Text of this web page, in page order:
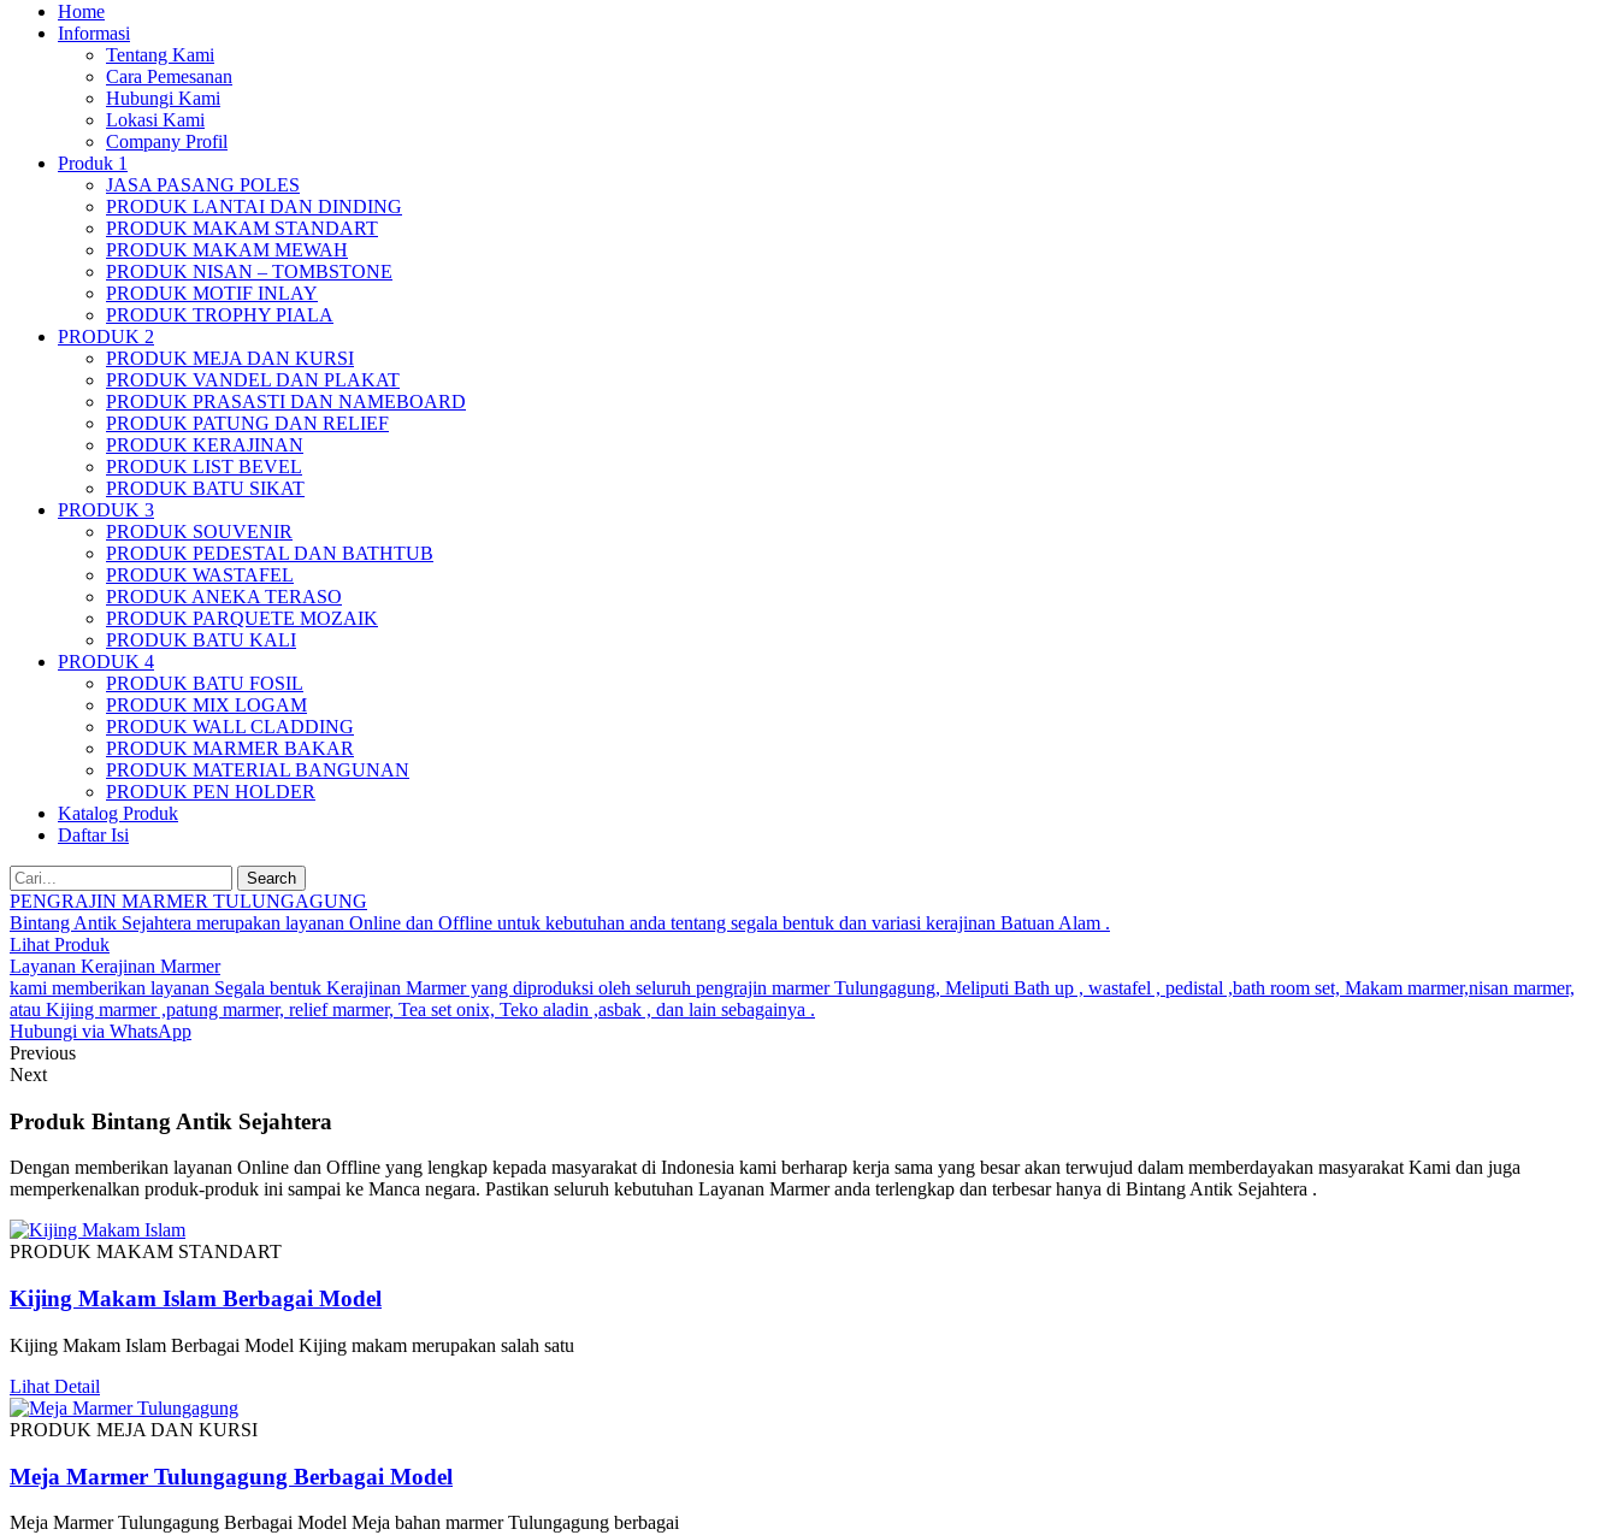
Home
Informasi
Tentang Kami
Cara Pemesanan
Hubungi Kami
Lokasi Kami
Company Profil
Produk 1
JASA PASANG POLES
PRODUK LANTAI DAN DINDING
PRODUK MAKAM STANDART
PRODUK MAKAM MEWAH
PRODUK NISAN – TOMBSTONE
PRODUK MOTIF INLAY
PRODUK TROPHY PIALA
PRODUK 2
PRODUK MEJA DAN KURSI
PRODUK VANDEL DAN PLAKAT
PRODUK PRASASTI DAN NAMEBOARD
PRODUK PATUNG DAN RELIEF
PRODUK KERAJINAN
PRODUK LIST BEVEL
PRODUK BATU SIKAT
PRODUK 3
PRODUK SOUVENIR
PRODUK PEDESTAL DAN BATHTUB
PRODUK WASTAFEL
PRODUK ANEKA TERASO
PRODUK PARQUETE MOZAIK
PRODUK BATU KALI
PRODUK 4
PRODUK BATU FOSIL
PRODUK MIX LOGAM
PRODUK WALL CLADDING
PRODUK MARMER BAKAR
PRODUK MATERIAL BANGUNAN
PRODUK PEN HOLDER
Katalog Produk
Daftar Isi
Search
PENGRAJIN MARMER TULUNGAGUNG
Bintang Antik Sejahtera merupakan layanan Online dan Offline untuk kebutuhan anda tentang segala bentuk dan variasi kerajinan Batuan Alam .
Lihat Produk
Layanan Kerajinan Marmer
kami memberikan layanan Segala bentuk Kerajinan Marmer yang diproduksi oleh seluruh pengrajin marmer Tulungagung, Meliputi Bath up , wastafel , pedistal ,bath room set, Makam marmer,nisan marmer,
atau Kijing marmer ,patung marmer, relief marmer, Tea set onix, Teko aladin ,asbak , dan lain sebagainya .
Hubungi via WhatsApp
Previous
Next
Produk Bintang Antik Sejahtera
Dengan memberikan layanan Online dan Offline yang lengkap kepada masyarakat di Indonesia kami berharap kerja sama yang besar akan terwujud dalam memberdayakan masyarakat Kami dan juga
memperkenalkan produk-produk ini sampai ke Manca negara. Pastikan seluruh kebutuhan Layanan Marmer anda terlengkap dan terbesar hanya di Bintang Antik Sejahtera .
PRODUK MAKAM STANDART
Kijing Makam Islam Berbagai Model
Kijing Makam Islam Berbagai Model Kijing makam merupakan salah satu
Lihat Detail
PRODUK MEJA DAN KURSI
Meja Marmer Tulungagung Berbagai Model
Meja Marmer Tulungagung Berbagai Model Meja bahan marmer Tulungagung berbagai